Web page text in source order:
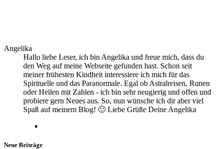
Angelika
Hallo liebe Leser, ich bin Angelika und freue mich, dass du
den Weg auf meine Webseite gefunden hast. Schon seit
meiner frühesten Kindheit interessiere ich mich für das
Spirituelle und das Paranormale. Egal ob Astralreisen, Runen
oder Heilen mit Zahlen - ich bin sehr neugierig und offen und
probiere gern Neues aus. So, nun wünsche ich dir aber viel
Spaß auf meinem Blog! 🙂 Liebe Grüße Deine Angelika
Neue Beiträge